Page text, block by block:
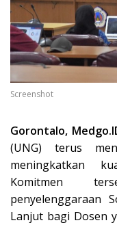
Screenshot
Gorontalo,
(UNG) terus
meningkatkan
Komitmen
penyelenggaraan
Lanjut bagi Dosen